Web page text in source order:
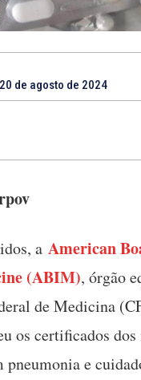
20 de agosto de 2024
a American
(ABIM), órgão
de Medicina
os certificados
pneumonia e